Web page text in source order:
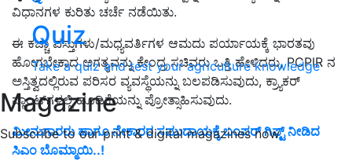
Quiz
Take a quiz and test your agriculture knowledge
Magazine
Subscribe to our print & digital magazines now
ವಿಧಾನಗಳ ಕುರಿತು ಚರ್ಚೆ ನಡೆಯಿತು.
ಈ ಕಚ್ಚಾ ವಸ್ತುಗಳು/ಮಧ್ಯವರ್ತಿಗಳ ಆಮದು ಪರ್ಯಾಯಕ್ಕೆ ಭಾರತವು
ಹೋಗಬೇಕಾದ ಅಗತ್ಯವನ್ನು ಕೇಂದ್ರ ಸಚಿವರು ಒತ್ತಿ ಹೇಳಿದರು, PCPIR ನ
ಅಸ್ತಿತ್ವದಲ್ಲಿರುವ ಪರಿಸರ ವ್ಯವಸ್ಥೆಯನ್ನು ಬಲಪಡಿಸುವುದು, ಕ್ರ್ಯಾಕರ್
ಪ್ಲಾಂಟ್‌ಗಳಲ್ಲಿ ಹೂಡಿಕೆಯನ್ನು ಪ್ರೋತ್ಸಾಹಿಸುವುದು.
ಮೀನುಗಾರರು ಹಾಗೂ ನೇಕಾರರ ಸಮುದಾಯಕ್ಕೆ ಬಂಪರ್‌ ಗಿಫ್ಟ್‌ ನೀಡಿದ
ಸಿಎಂ ಬೊಮ್ಮಾಯಿ..!